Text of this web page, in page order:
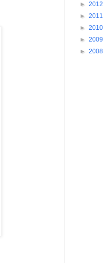
► 2012
► 2011
► 2010
► 2009
► 2008